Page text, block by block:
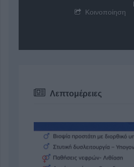
Κοινοποίηση
Λεπτομέρειες